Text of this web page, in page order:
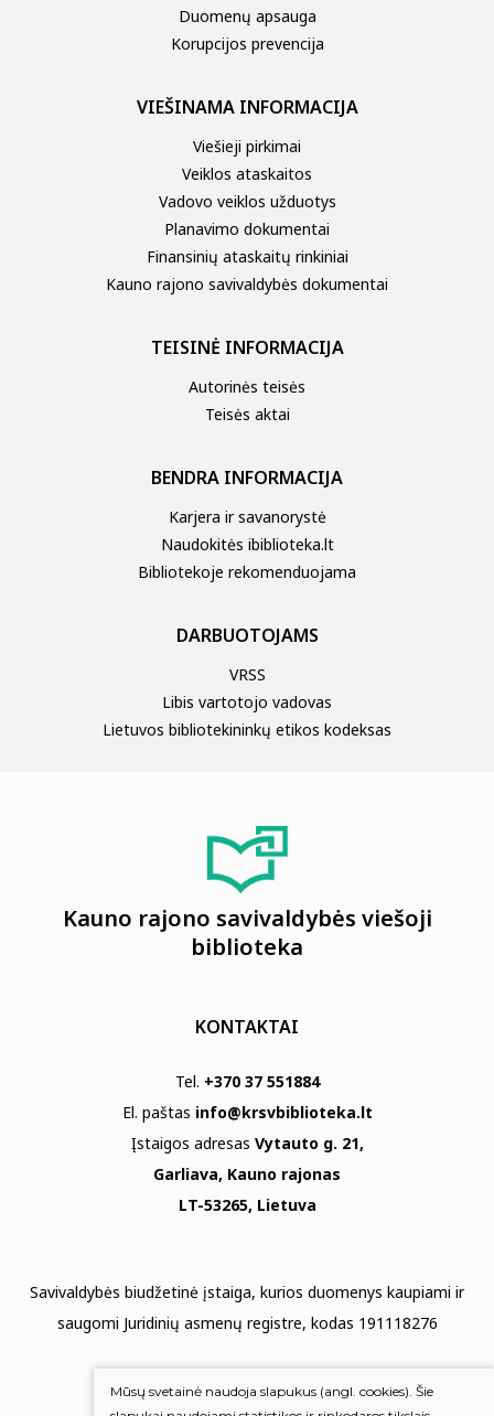
Duomenų apsauga
Korupcijos prevencija
VIEŠINAMA INFORMACIJA
Viešieji pirkimai
Veiklos ataskaitos
Vadovo veiklos užduotys
Planavimo dokumentai
Finansinių ataskaitų rinkiniai
Kauno rajono savivaldybės dokumentai
TEISINĖ INFORMACIJA
Autorinės teisės
Teisės aktai
BENDRA INFORMACIJA
Karjera ir savanorystė
Naudokitės ibiblioteka.lt
Bibliotekoje rekomenduojama
DARBUOTOJAMS
VRSS
Libis vartotojo vadovas
Lietuvos bibliotekininkų etikos kodeksas
Kauno rajono savivaldybės viešoji
biblioteka
KONTAKTAI
Tel. +370 37 551884
El. paštas info@krsvbiblioteka.lt
Įstaigos adresas Vytauto g. 21,
Garliava, Kauno rajonas
LT-53265, Lietuva
Savivaldybės biudžetinė įstaiga, kurios duomenys kaupiami ir
saugomi Juridinių asmenų registre, kodas 191118276
Duomenų apsauga
Mūsų svetainė naudoja slapukus (angl. cookies). Šie